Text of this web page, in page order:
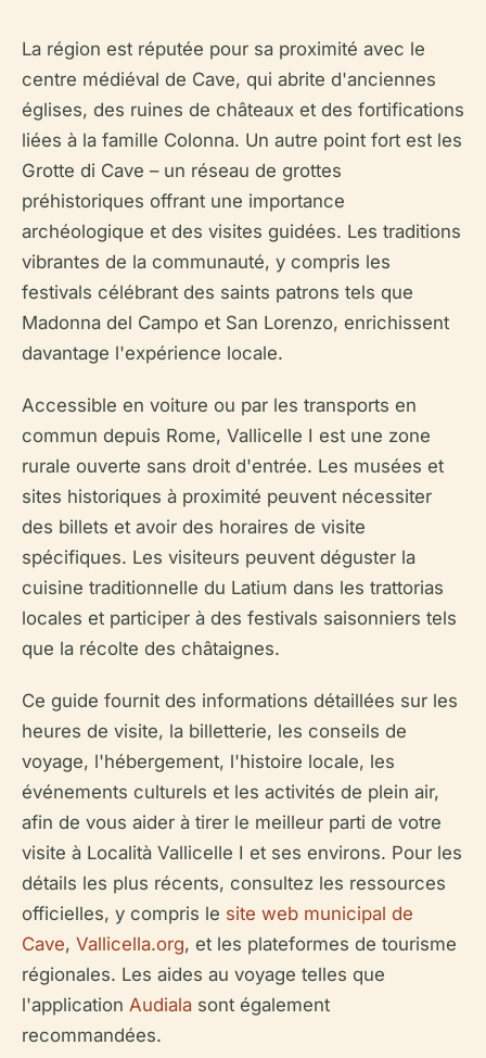
La région est réputée pour sa proximité avec le
centre médiéval de Cave, qui abrite d'anciennes
églises, des ruines de châteaux et des fortifications
liées à la famille Colonna. Un autre point fort est les
Grotte di Cave – un réseau de grottes
préhistoriques offrant une importance
archéologique et des visites guidées. Les traditions
vibrantes de la communauté, y compris les
festivals célébrant des saints patrons tels que
Madonna del Campo et San Lorenzo, enrichissent
davantage l'expérience locale.
Accessible en voiture ou par les transports en
commun depuis Rome, Vallicelle I est une zone
rurale ouverte sans droit d'entrée. Les musées et
sites historiques à proximité peuvent nécessiter
des billets et avoir des horaires de visite
spécifiques. Les visiteurs peuvent déguster la
cuisine traditionnelle du Latium dans les trattorias
locales et participer à des festivals saisonniers tels
que la récolte des châtaignes.
Ce guide fournit des informations détaillées sur les
heures de visite, la billetterie, les conseils de
voyage, l'hébergement, l'histoire locale, les
événements culturels et les activités de plein air,
afin de vous aider à tirer le meilleur parti de votre
visite à Località Vallicelle I et ses environs. Pour les
détails les plus récents, consultez les ressources
officielles, y compris le site web municipal de
Cave, Vallicella.org, et les plateformes de tourisme
régionales. Les aides au voyage telles que
l'application Audiala sont également
recommandées.